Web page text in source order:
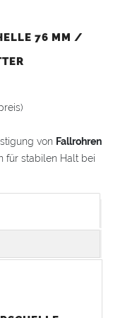
76 MM /
von Fallrohren
für stabilen Halt bei